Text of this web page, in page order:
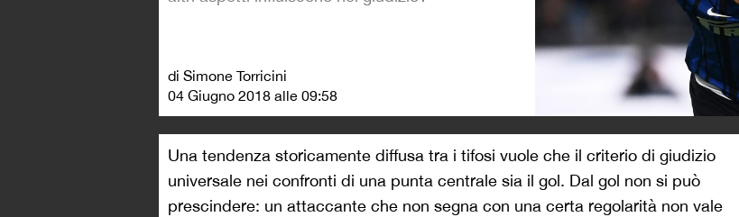
di Simone Torricini
04 Giugno 2018 alle 09:58
Una tendenza storicamente diffusa tra i tifosi vuole che il criterio di giudizio
universale nei confronti di una punta centrale sia il gol. Dal gol non si può
prescindere: un attaccante che non segna con una certa regolarità non vale